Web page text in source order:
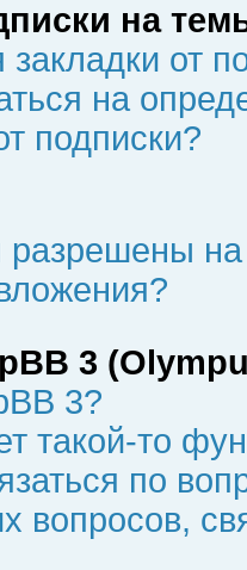
на
от
на
подписки?
разрешены
3
3?
такой-то
по
вопросов,